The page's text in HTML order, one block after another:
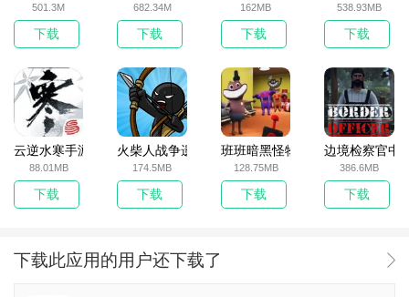
501.3M
下载
682.34M
下载
162MB
下载
538.93MB
下载
云逆水寒手游
88.01MB
下载
火柴人战争遗产无敌版
174.5MB
下载
班班暗黑怪物生存挑战5
128.75MB
下载
边境检察官中
386.6MB
下载
下载此应用的用户还下载了